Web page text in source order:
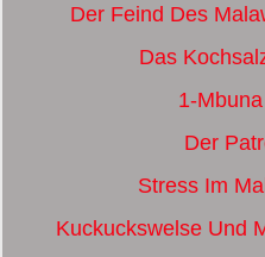
Der Feind Des
Das
1-
Der
Stress Im
Kuckuckswelse Und